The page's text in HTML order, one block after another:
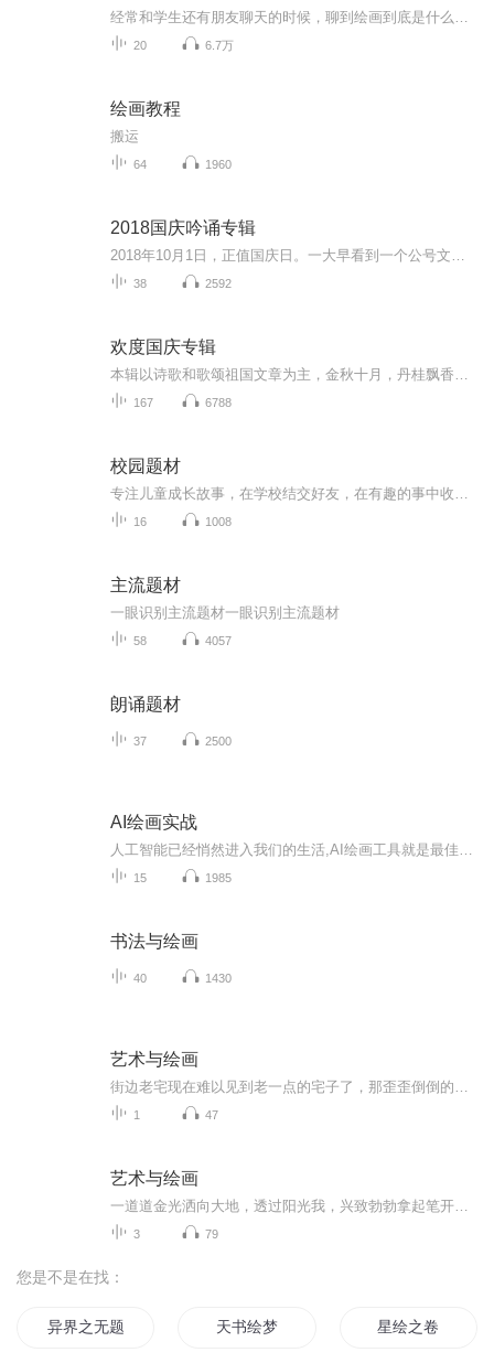
20 6.7万
绘画教程
搬运
64 1960
2018国庆吟诵专辑
38 2592
欢度国庆专辑
167 6788
校园题材
16 1008
主流题材
一眼识别主流题材一眼识别主流题材
58 4057
朗诵题材
37 2500
AI绘画实战
15 1985
书法与绘画
40 1430
艺术与绘画
1 47
艺术与绘画
3 79
您是不是在找：
异界之无题 天书绘梦 星绘之卷